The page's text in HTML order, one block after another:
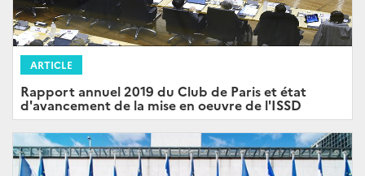
ARTICLE
Rapport annuel 2019 du Club de Paris et état
d'avancement de la mise en oeuvre de l'ISSD